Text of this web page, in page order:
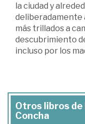
la ciudad y
deliberadamente
más trillados a
descubrimiento
incluso por los
Otros libros de
Concha